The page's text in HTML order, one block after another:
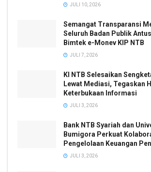
JULI 10, 2026
Semangat Transparansi
Seluruh Badan Publik
Bimtek e-Monev KIP NTB
JULI 7, 2026
KI NTB Selesaikan
Lewat Mediasi, Tegaskan
Keterbukaan Informasi
JULI 3, 2026
Bank NTB Syariah dan
Bumigora Perkuat
Pengelolaan Keuangan
JULI 3, 2026